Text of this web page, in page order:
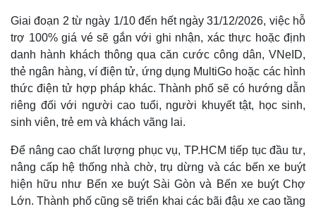
Giai đoạn 2 từ ngày 1/10 đến hết ngày 31/12/2026, việc hỗ
trợ 100% giá vé sẽ gắn với ghi nhận, xác thực hoặc định
danh hành khách thông qua căn cước công dân, VNeID,
thẻ ngân hàng, ví điện tử, ứng dụng MultiGo hoặc các hình
thức điện tử hợp pháp khác. Thành phố sẽ có hướng dẫn
riêng đối với người cao tuổi, người khuyết tật, học sinh,
sinh viên, trẻ em và khách vãng lai.
Để nâng cao chất lượng phục vụ, TP.HCM tiếp tục đầu tư,
nâng cấp hệ thống nhà chờ, trụ dừng và các bến xe buýt
hiện hữu như Bến xe buýt Sài Gòn và Bến xe buýt Chợ
Lớn. Thành phố cũng sẽ triển khai các bãi đậu xe cao tầng